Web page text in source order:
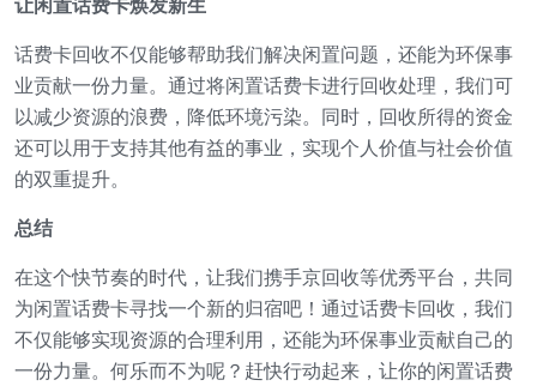
话费卡回收不仅能够帮助我们解决闲置问题，还能为环保事
业贡献一份力量。通过将闲置话费卡进行回收处理，我们可
以减少资源的浪费，降低环境污染。同时，回收所得的资金
还可以用于支持其他有益的事业，实现个人价值与社会价值
的双重提升。
总结
在这个快节奏的时代，让我们携手京回收等优秀平台，共同
为闲置话费卡寻找一个新的归宿吧！通过话费卡回收，我们
不仅能够实现资源的合理利用，还能为环保事业贡献自己的
一份力量。何乐而不为呢？赶快行动起来，让你的闲置话费